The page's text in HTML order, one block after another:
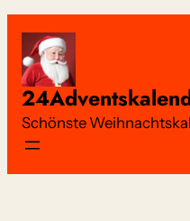
Inhalt
springen
Schönste